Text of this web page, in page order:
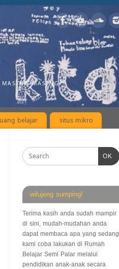
MASING
belajar situs mikro
OK
wilujeng sumping!
Terima kasih anda sudah mampir
di sini, mudah-mudahan anda
dapat membaca apa yang sedang
kami coba lakukan di Rumah
Belajar Semi Palar melalui
pendidikan anak-anak secara